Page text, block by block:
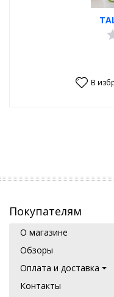
В
Покупателям
О магазине
Обзоры
Оплата и доставка
Контакты